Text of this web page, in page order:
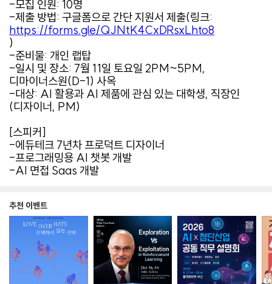
-모집 인원: 10명
-제출 방법: 구글폼으로 간단 지원서 제출(링크:
https://forms.gle/QJNtK4CxDRsxLhto8
)
-준비물: 개인 랩탑
-일시 및 장소: 7월 11일 토요일 2PM~5PM,
디마이너스원(D-1) 사옥
-대상: AI 활용과 AI 제품에 관심 있는 대학생, 직장인
(디자이너, PM)
[스피커]
-에듀테크 7년차 프로덕트 디자이너
-프로그래밍용 AI 챗봇 개발
-AI 면접 Saas 개발
추천 이벤트